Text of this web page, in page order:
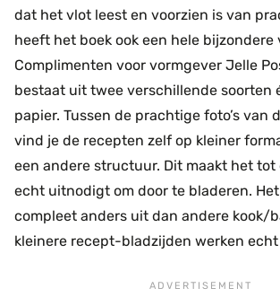
dat het vlot leest en voorzien is van
heeft het boek ook een hele bijzondere
Complimenten voor vormgever Jelle
bestaat uit twee verschillende soorten
papier. Tussen de prachtige foto’s van
vind je de recepten zelf op kleiner
een andere structuur. Dit maakt het tot
echt uitnodigt om door te bladeren.
compleet anders uit dan andere kook/
kleinere recept-bladzijden werken